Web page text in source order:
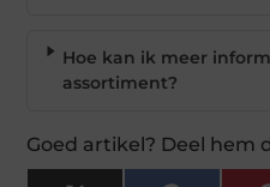
Hoe kan ik meer
assortiment?
Goed artikel? Deel hem